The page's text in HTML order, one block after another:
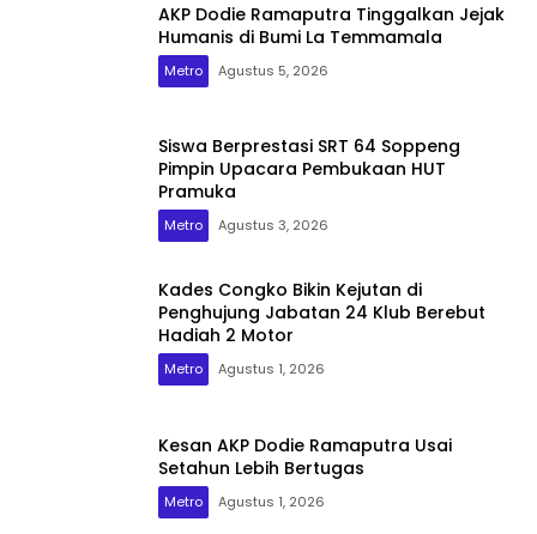
AKP Dodie Ramaputra Tinggalkan Jejak
Humanis di Bumi La Temmamala
Metro Agustus 5, 2026
Siswa Berprestasi SRT 64 Soppeng
Pimpin Upacara Pembukaan HUT
Pramuka
Metro Agustus 3, 2026
Kades Congko Bikin Kejutan di
Penghujung Jabatan 24 Klub Berebut
Hadiah 2 Motor
Metro Agustus 1, 2026
Kesan AKP Dodie Ramaputra Usai
Setahun Lebih Bertugas
Metro Agustus 1, 2026